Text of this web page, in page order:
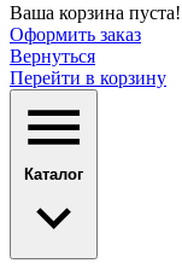
Ваша корзина пуста!
Оформить заказ
Вернуться
Перейти в корзину
Каталог